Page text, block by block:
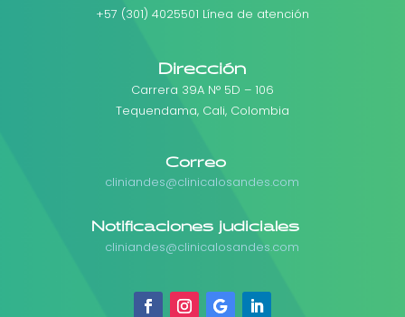
+57 (301) 4025501 Línea de atención
Dirección
Carrera 39A N° 5D – 106
Tequendama, Cali, Colombia
Correo
cliniandes@clinicalosandes.com
Notificaciones judiciales
cliniandes@clinicalosandes.com